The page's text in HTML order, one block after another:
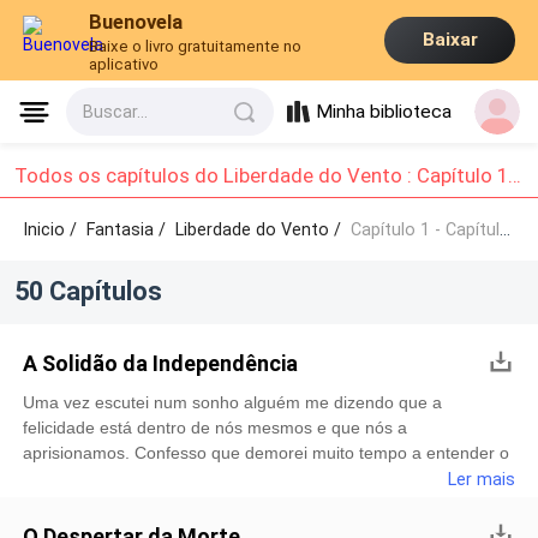
Buenovela
Baixe o livro gratuitamente no
aplicativo
Baixar
Buscar... Minha biblioteca
Todos os capítulos do Liberdade do Vento : Capítulo 1 - Capítulo 10
Inicio / Fantasia/Liberdade do Vento / Capítulo 1 - Capítulo 10
50 Capítulos
A Solidão da Independência
Uma vez escutei num sonho alguém me dizendo que a
felicidade está dentro de nós mesmos e que nós a
aprisionamos. Confesso que demorei muito tempo a entender o
que isso significava e me atentei muito mais às curvas do corpo
ouvido, em meus sonhos. Sempre quis encontrar essa mulher,
Ler mais